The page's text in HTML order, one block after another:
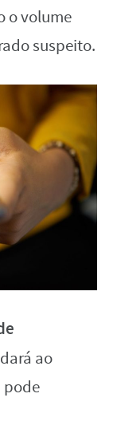
o volume
suspeito.
ao
pode